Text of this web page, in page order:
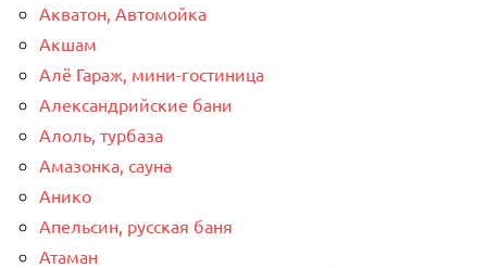
Акватон, Автомойка
Акшам
Алё Гараж, мини-гостиница
Александрийские бани
Алоль, турбаза
Амазонка, сауна
Анико
Апельсин, русская баня
Атаман